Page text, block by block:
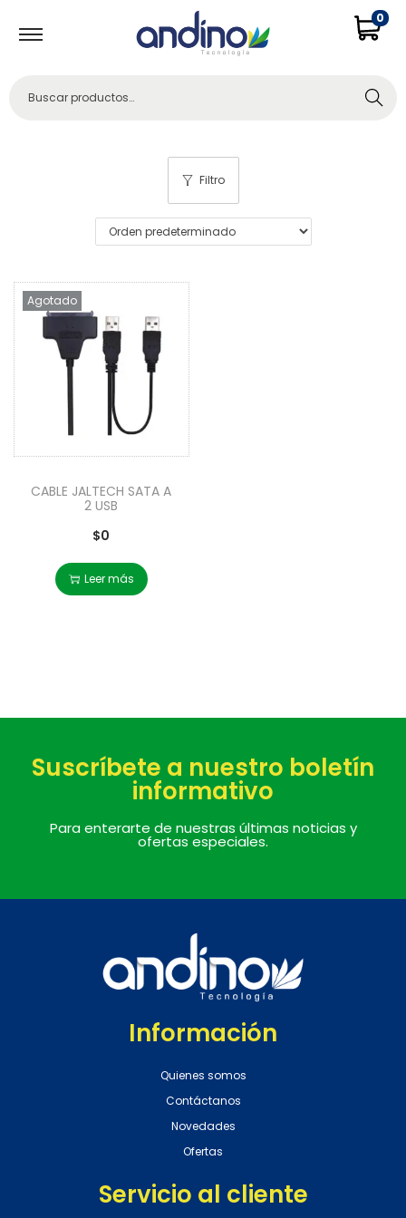
0
Buscar
Filtro
Agotado
CABLE JALTECH SATA A
2 USB
$0
Leer más
Suscríbete a nuestro boletín
informativo
Para enterarte de nuestras últimas noticias y
ofertas especiales.
Información
Quienes somos
Contáctanos
Novedades
Ofertas
Servicio al cliente